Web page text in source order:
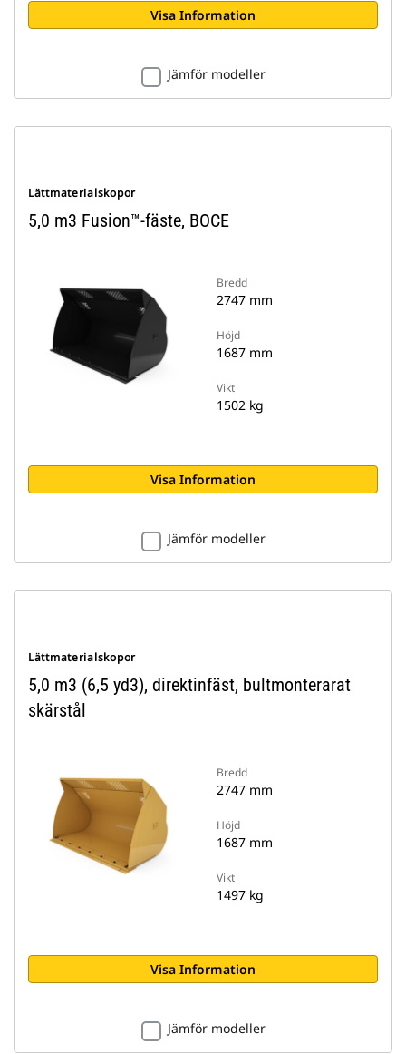
Visa Information
Jämför modeller
Lättmaterialskopor
5,0 m3 Fusion™-fäste, BOCE
Bredd
2747 mm
Höjd
1687 mm
Vikt
1502 kg
Visa Information
Jämför modeller
Lättmaterialskopor
5,0 m3 (6,5 yd3), direktinfäst, bultmonterarat
skärstål
Bredd
2747 mm
Höjd
1687 mm
Vikt
1497 kg
Visa Information
Jämför modeller